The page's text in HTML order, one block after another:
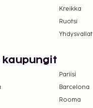
Kreikka
Ruotsi
Yhdysvallat
kaupungit
Pariisi
Barcelona
Rooma